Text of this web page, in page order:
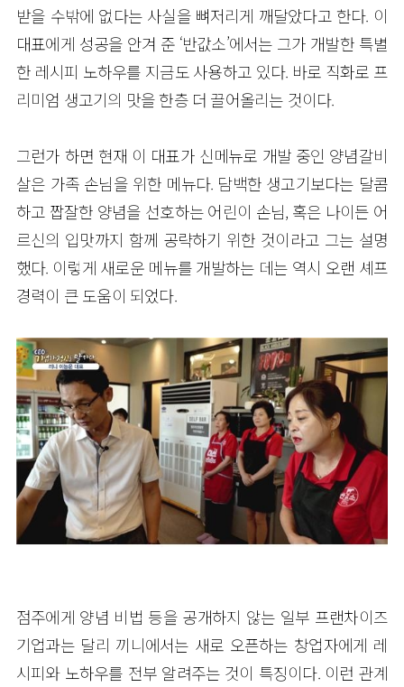
받을 수밖에 없다는 사실을 뼈저리게 깨달았다고 한다. 이
대표에게 성공을 안겨 준 ‘반값소’에서는 그가 개발한 특별
한 레시피 노하우를 지금도 사용하고 있다. 바로 직화로 프
리미엄 생고기의 맛을 한층 더 끌어올리는 것이다.
그런가 하면 현재 이 대표가 신메뉴로 개발 중인 양념갈비
살은 가족 손님을 위한 메뉴다. 담백한 생고기보다는 달콤
하고 짭잘한 양념을 선호하는 어린이 손님, 혹은 나이든 어
르신의 입맛까지 함께 공략하기 위한 것이라고 그는 설명
했다. 이렇게 새로운 메뉴를 개발하는 데는 역시 오랜 셰프
경력이 큰 도움이 되었다.
점주에게 양념 비법 등을 공개하지 않는 일부 프랜차이즈
기업과는 달리 끼니에서는 새로 오픈하는 창업자에게 레
시피와 노하우를 전부 알려주는 것이 특징이다. 이런 관계